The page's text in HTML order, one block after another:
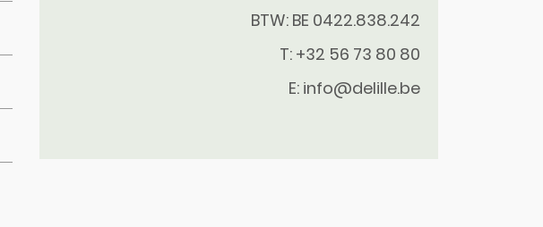
BTW: BE 0422.838.242
T: +32 56 73 80 80
E: info@delille.be